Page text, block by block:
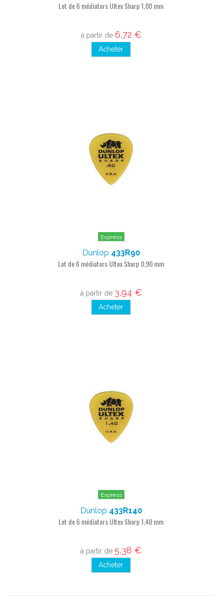
Lot de 6 médiators Ultex Sharp 1,00 mm
à partir de 6,72 €
Acheter
Express
Dunlop 433R90
Lot de 6 médiators Ultex Sharp 0,90 mm
à partir de 3,94 €
Acheter
Express
Dunlop 433R140
Lot de 6 médiators Ultex Sharp 1,40 mm
à partir de 5,38 €
Acheter